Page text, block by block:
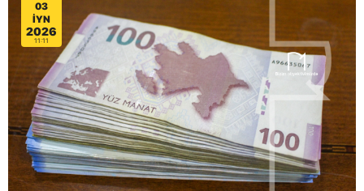
03
IYN
2026
11:11